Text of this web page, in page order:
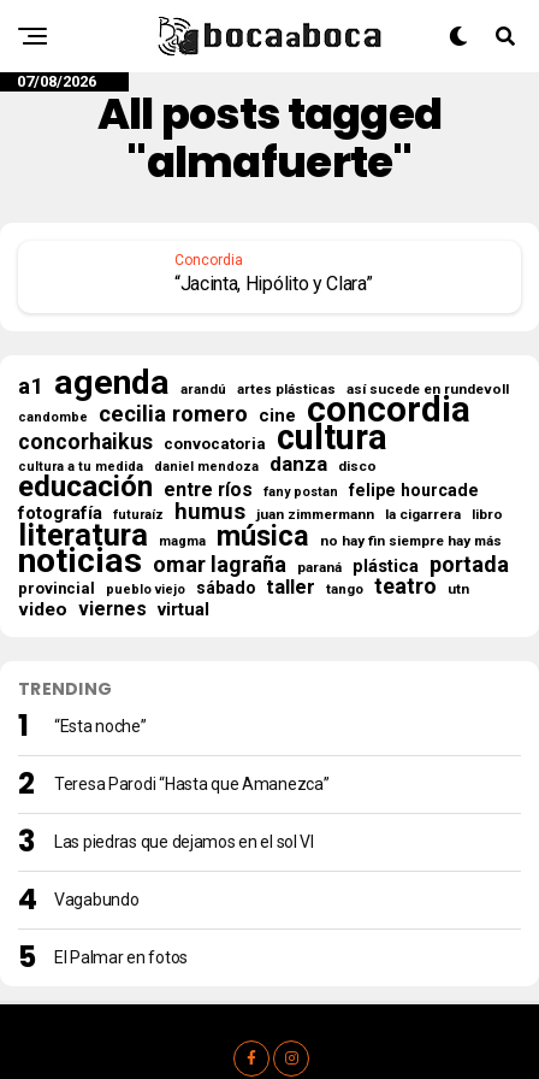
07/08/2026
All posts tagged
"almafuerte"
Concordia
“Jacinta, Hipólito y Clara”
a1 agenda arandú artes plásticas así sucede en rundevoll
candombe cecilia romero cine concordia
concorhaikus convocatoria cultura
cultura a tu medida daniel mendoza danza disco
educación entre ríos fany postan felipe hourcade
fotografía futuraíz humus juan zimmermann la cigarrera libro
literatura magma música no hay fin siempre hay más
noticias omar lagraña paraná plástica portada
provincial pueblo viejo sábado taller tango teatro utn
video viernes virtual
TRENDING
“Esta noche”
Teresa Parodi “Hasta que Amanezca”
Las piedras que dejamos en el sol VI
Vagabundo
El Palmar en fotos